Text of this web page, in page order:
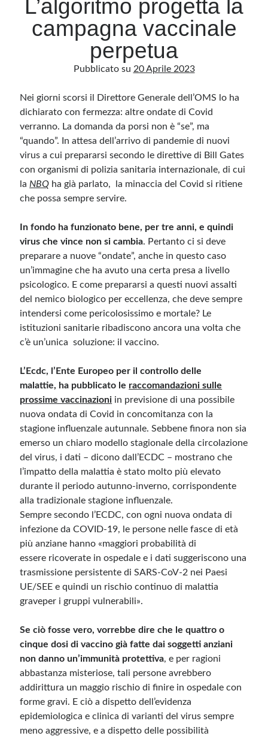
Categorie
Categorie
Questo blog non rappresenta una testata giornalistica, in quanto viene aggiornato
senza alcuna periodicità. Non può pertanto considerarsi un prodotto editoriale ai
sensi della legge n· 62 del 7.03.2001. L’autore non è responsabile di quanto
pubblicato dai lettori nei commenti ai vari post. Saranno comunque cancellati quelli
ritenuti offensivi o lesivi dell’immagine o dell’onorabilità di terzi, di genere spam,
considerate di pubblico dominio. Qualora la loro pubblicazione violasse eventuali
immediatamente rimosse. L’autore del blog non è responsabile dei siti collegati
Meta
L’algoritmo progetta la
campagna vaccinale
perpetua
Pubblicato su 20 Aprile 2023
Nei giorni scorsi il Direttore Generale dell’OMS lo ha
dichiarato con fermezza: altre ondate di Covid
verranno. La domanda da porsi non è “se”, ma
“quando”. In attesa dell’arrivo di pandemie di nuovi
virus a cui prepararsi secondo le direttive di Bill Gates
con organismi di polizia sanitaria internazionale, di cui
la NBQ ha già parlato, la minaccia del Covid si ritiene
che possa sempre servire.
In fondo ha funzionato bene, per tre anni, e quindi
virus che vince non si cambia. Pertanto ci si deve
preparare a nuove “ondate”, anche in questo caso
un’immagine che ha avuto una certa presa a livello
psicologico. E come prepararsi a questi nuovi assalti
del nemico biologico per eccellenza, che deve sempre
intendersi come pericolosissimo e mortale? Le
istituzioni sanitarie ribadiscono ancora una volta che
c’è un’unica soluzione: il vaccino.
L’Ecdc, l’Ente Europeo per il controllo delle
malattie, ha pubblicato le raccomandazioni sulle
prossime vaccinazioni in previsione di una possibile
nuova ondata di Covid in concomitanza con la
stagione influenzale autunnale. Sebbene finora non sia
emerso un chiaro modello stagionale della circolazione
del virus, i dati – dicono dall’ECDC – mostrano che
l’impatto della malattia è stato molto più elevato
durante il periodo autunno-inverno, corrispondente
alla tradizionale stagione influenzale.
Sempre secondo l’ECDC, con ogni nuova ondata di
infezione da COVID-19, le persone nelle fasce di età
più anziane hanno «maggiori probabilità di
essere ricoverate in ospedale e i dati suggeriscono una
trasmissione persistente di SARS-CoV-2 nei Paesi
UE/SEE e quindi un rischio continuo di malattia
graveper i gruppi vulnerabili».
Se ciò fosse vero, vorrebbe dire che le quattro o
cinque dosi di vaccino già fatte dai soggetti anziani
non danno un’immunità protettiva, e per ragioni
abbastanza misteriose, tali persone avrebbero
addirittura un maggio rischio di finire in ospedale con
forme gravi. E ciò a dispetto dell’evidenza
epidemiologica e clinica di varianti del virus sempre
meno aggressive, e a dispetto delle possibilità